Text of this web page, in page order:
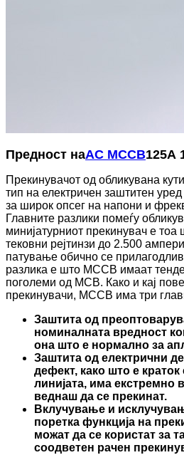
Предност наAC MCCB125А
Прекинувачот од обликувана
тип на електричен заштитен
за широк опсег на напони и
Главните разлики помеѓу
минијатурниот прекинувач е
тековни рејтинзи до 2.500
патување обично се
разлика е што MCCB имаат
поголеми од MCB. Како и кај
прекинувачи, MCCB има три
Заштита од
номиналната вредност
она што е нормално за
Заштита од електрични
дефект, како што е
линијата, има екстремно
веднаш да се прекинат.
Вклучување и
поретка функција на
можат да се користат за
соодветен рачен